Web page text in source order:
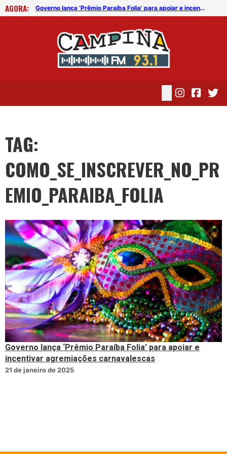
AGORA:
Governo lança ‘Prêmio Paraíba Folia’ para apoiar e incentivar agremiações carnavalescas Governo lança ‘Prêmio Paraíba Folia’ para apoiar e incentivar agremiações carnavalescas
TAG:
COMO_SE_INSCREVER_NO_PR
EMIO_PARAIBA_FOLIA
Governo lança ‘Prêmio Paraíba Folia’ para apoiar e
incentivar agremiações carnavalescas
21 de janeiro de 2025